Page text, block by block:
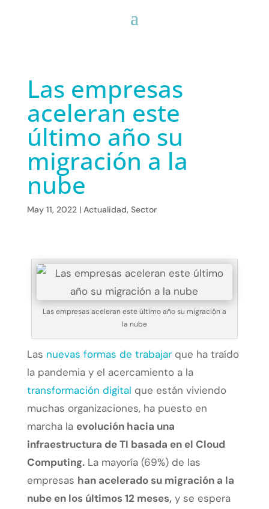
Las empresas
aceleran este
último año su
migración a la
nube
May 11, 2022| Actualidad, Sector
Las empresas aceleran este último año su migración a
la nube
Las nuevas formas de trabajarque ha traído
la pandemia y el acercamiento a la
transformación digital que están viviendo
muchas organizaciones, ha puesto en
marcha la evolución hacia una
infraestructura de TI basada en el Cloud
Computing.La mayoría (69%) de las
empresas han acelerado su migración a la
nube en los últimos 12 meses,y se espera